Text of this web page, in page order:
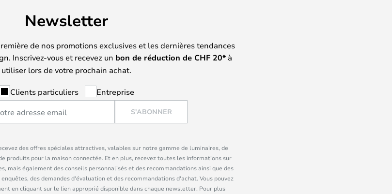
Newsletter
de nos promotions exclusives et les dernières tendances
Inscrivez-vous et recevez un bon de réduction de CHF 20*à
utiliser lors de votre prochain achat.
Clients particuliers Entreprise
S'ABONNER
des offres spéciales attractives, valables sur notre gamme de luminaires, de
produits pour la maison connectée. Et en plus, recevez toutes les informations sur
mais également des conseils personnalisés et des recommandations ainsi que des
des demandes d'évaluation et des recommandations d'achat. Vous pouvez
en cliquant sur le lien approprié disponible dans chaque newsletter. Pour plus